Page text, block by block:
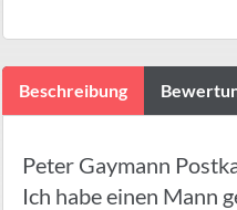
Beschreibung
Peter Gaymann
Ich habe einen Mann